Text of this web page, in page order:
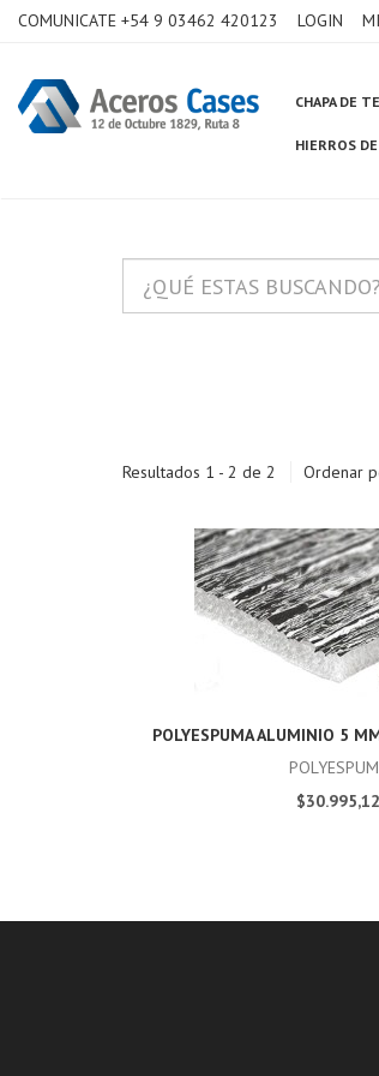
COMUNICATE +54 9 03462 420123 LOGIN
CHAPA DE
HIERROS
Resultados 1 - 2 de 2 Ordenar
POLYESPUMA ALUMINIO 5
$30.995,12